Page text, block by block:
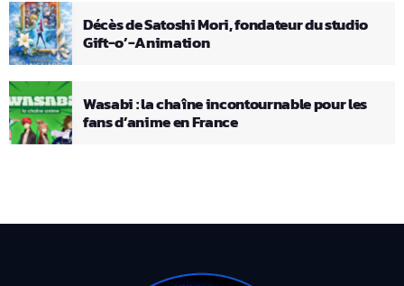
Décès de Satoshi Mori, fondateur du studio
Gift-o’-Animation
Wasabi : la chaîne incontournable pour les
fans d’anime en France